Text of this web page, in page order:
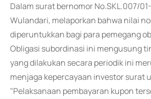
Dalam surat bernomor No.SKL.007/
Wulandari, melaporkan bahwa nilai
diperuntukkan bagi para pemegang
Obligasi subordinasi ini mengusung
yang dilakukan secara periodik ini
menjaga kepercayaan investor surat
"Pelaksanaan pembayaran kupon